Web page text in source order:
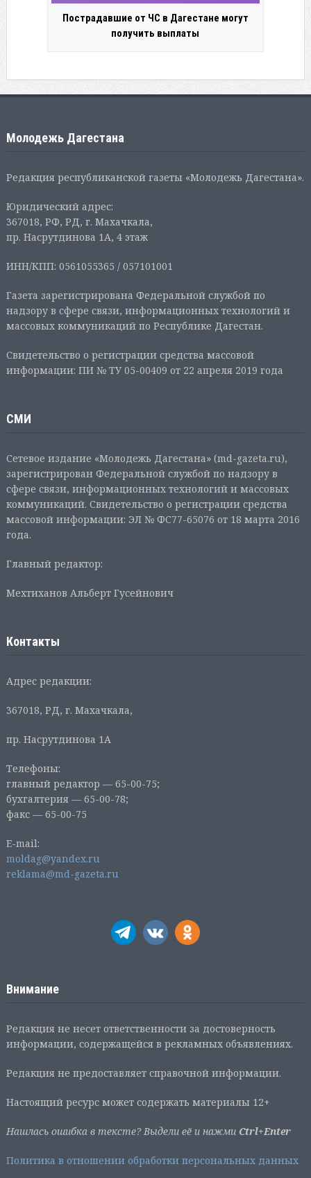
Пострадавшие от ЧС в Дагестане могут
получить выплаты
Молодежь Дагестана
Редакция республиканской газеты «Молодежь Дагестана».
Юридический адрес:
367018, РФ, РД, г. Махачкала,
пр. Насрутдинова 1А, 4 этаж
ИНН/КПП: 0561055365 / 057101001
Газета зарегистрирована Федеральной службой по
надзору в сфере связи, информационных технологий и
массовых коммуникаций по Республике Дагестан.
Свидетельство о регистрации средства массовой
информации: ПИ № ТУ 05-00409 от 22 апреля 2019 года
СМИ
Сетевое издание «Молодежь Дагестана» (md-gazeta.ru),
зарегистрирован Федеральной службой по надзору в
сфере связи, информационных технологий и массовых
коммуникаций. Свидетельство о регистрации средства
массовой информации: ЭЛ № ФС77-65076 от 18 марта 2016
года.
Главный редактор:
Мехтиханов Альберт Гусейнович
Контакты
Адрес редакции:
367018, РД, г. Махачкала,
пр. Насрутдинова 1А
Телефоны:
главный редактор — 65-00-75;
бухгалтерия — 65-00-78;
факс — 65-00-75
E-mail:
moldag@yandex.ru
reklama@md-gazeta.ru
Внимание
Редакция не несет ответственности за достоверность
информации, содержащейся в рекламных объявлениях.
Редакция не предоставляет справочной информации.
Настоящий ресурс может содержать материалы 12+
Нашлась ошибка в тексте? Выдели её и нажми Ctrl+Enter
Политика в отношении обработки персональных данных